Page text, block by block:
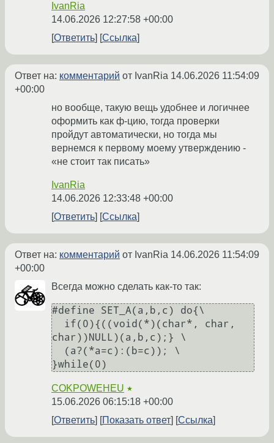
IvanRia
14.06.2026 12:27:58 +00:00
Ответить
Ссылка
Ответ на: комментарий от IvanRia 14.06.2026 11:54:09
+00:00
но вообще, такую вещь удобнее и логичнее
оформить как ф-цию, тогда проверки
пройдут автоматически, но тогда мы
вернемся к первому моему утверждению -
«не стоит так писать»
IvanRia
14.06.2026 12:33:48 +00:00
Ответить
Ссылка
Ответ на: комментарий от IvanRia 14.06.2026 11:54:09
+00:00
Всегда можно сделать как-то так:
#define SET_A(a,b,c) do{\
char))NULL)(a,b,c);} \
COKPOWEHEU ★
15.06.2026 06:15:18 +00:00
Ответить
Показать ответ Ссылка